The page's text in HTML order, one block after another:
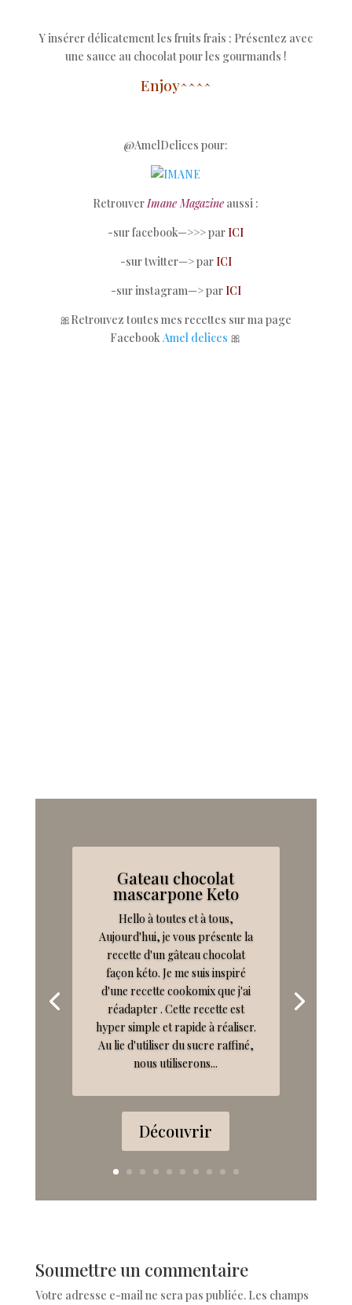
Y insérer délicatement les fruits frais ; Présentez avec
une sauce au chocolat pour les gourmands !
Enjoy^^^^
@AmelDelices pour:
RetrouverImane Magazine aussi :
-sur facebook—>>> par ICI
-sur twitter—> parICI
-sur instagram—> par ICI
🎀Retrouvez toutes mes recettes sur ma page
FacebookAmel delices 🎀
Gateau chocolat
mascarpone Keto
Hello à toutes et à tous,
Aujourd'hui, je vous présente la
recette d'un gâteau chocolat
façon kéto. Je me suis inspiré
d'une recette cookomix que j'ai
réadapter . Cette recette est
hyper simple et rapide à réaliser.
Au lie d'utiliser du sucre raffiné,
nous utiliserons...
Découvrir
Soumettre un commentaire
Votre adresse e-mail ne sera pas publiée. Les champs